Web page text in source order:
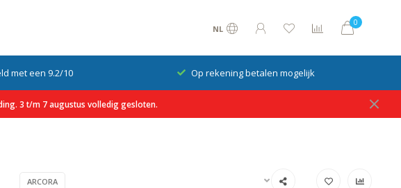
NL
0
met een 9.2/10 Op rekening betalen mogelijk
3 t/m 7 augustus volledig gesloten.
ARCORA